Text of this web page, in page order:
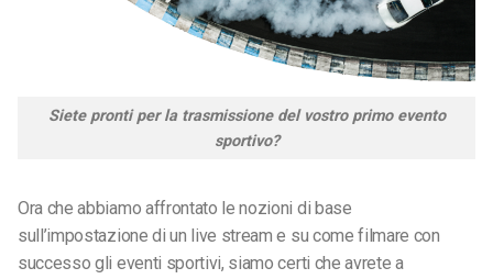
Siete pronti per la trasmissione del vostro primo evento
sportivo?
Ora che abbiamo affrontato le nozioni di base
sull’impostazione di un live stream e su come filmare con
successo gli eventi sportivi, siamo certi che avrete a